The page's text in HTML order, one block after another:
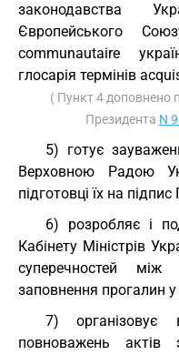
законодавства
Європейського
communautaire
глосарія термінів
( Пункт 4 доповнено
Президента N
5) готує
Верховною Радою
підготовці їх на
6) розробляє і
Кабінету Міністрів
суперечностей
заповнення прогалин
7)
повноважень актів